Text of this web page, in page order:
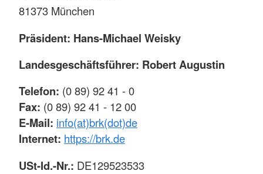
81373 München
Präsident: Hans-Michael Weisky
Landesgeschäftsführer: Robert Augustin
Telefon: (0 89) 92 41 - 0
Fax: (0 89) 92 41 - 12 00
E-Mail: info(at)brk(dot)de
Internet: https://brk.de
USt-Id.-Nr.: DE129523533